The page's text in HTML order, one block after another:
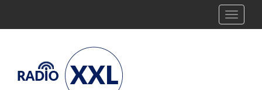
Toggle